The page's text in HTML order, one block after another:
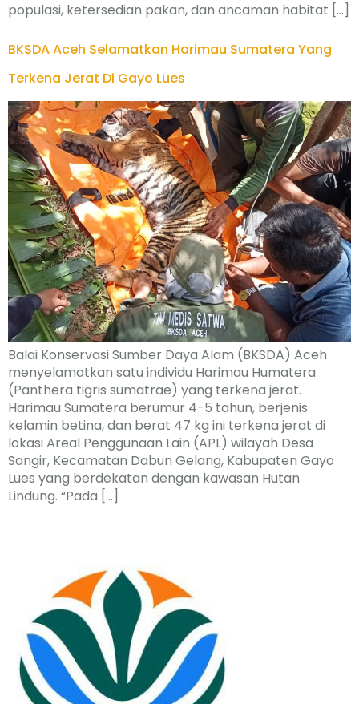
populasi, ketersedian pakan, dan ancaman habitat […]
BKSDA Aceh Selamatkan Harimau Sumatera Yang
Terkena Jerat Di Gayo Lues
Balai Konservasi Sumber Daya Alam (BKSDA) Aceh
menyelamatkan satu individu Harimau Humatera
(Panthera tigris sumatrae) yang terkena jerat.
Harimau Sumatera berumur 4-5 tahun, berjenis
kelamin betina, dan berat 47 kg ini terkena jerat di
lokasi Areal Penggunaan Lain (APL) wilayah Desa
Sangir, Kecamatan Dabun Gelang, Kabupaten Gayo
Lues yang berdekatan dengan kawasan Hutan
Lindung. “Pada […]